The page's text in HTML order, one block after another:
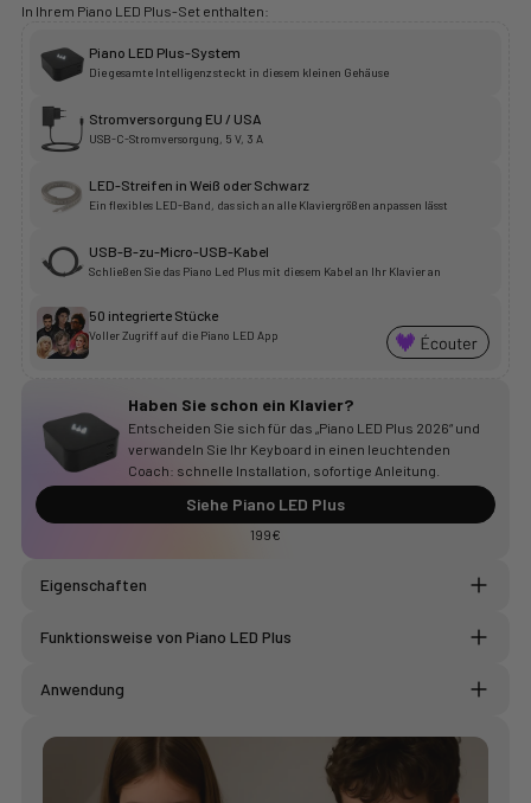
In Ihrem Piano LED Plus-Set enthalten:
Piano LED Plus-System
Die gesamte Intelligenz steckt in diesem kleinen Gehäuse
Stromversorgung EU / USA
USB-C-Stromversorgung, 5 V, 3 A
LED-Streifen in Weiß oder Schwarz
Ein flexibles LED-Band, das sich an alle Klaviergrößen anpassen lässt
USB-B-zu-Micro-USB-Kabel
Schließen Sie das Piano Led Plus mit diesem Kabel an Ihr Klavier an
50 integrierte Stücke
Voller Zugriff auf die Piano LED App
Haben Sie schon ein Klavier?
Entscheiden Sie sich für das „Piano LED Plus 2026“ und
verwandeln Sie Ihr Keyboard in einen leuchtenden
Coach: schnelle Installation, sofortige Anleitung.
Siehe Piano LED Plus
199€
Eigenschaften
Gehäuseabmessungen: 7,9 x 7,9 x 3,3 cm
Stromversorgung: USB-C
Funktionsweise von Piano LED Plus
Anwendung